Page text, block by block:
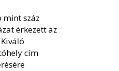
mint száz
érkezett az
cím